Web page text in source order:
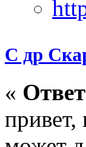
С др
«
привет,